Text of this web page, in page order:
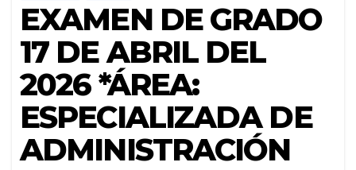
EXAMEN DE GRADO
17 DE ABRIL DEL
2026 *ÁREA:
ESPECIALIZADA DE
ADMINISTRACIÓN